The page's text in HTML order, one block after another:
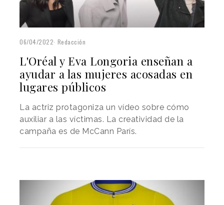
06/04/2022 Redacción
L'Oréal y Eva Longoria enseñan a
ayudar a las mujeres acosadas en
lugares públicos
La actriz protagoniza un vídeo sobre cómo
auxiliar a las víctimas. La creatividad de la
campaña es de McCann París.